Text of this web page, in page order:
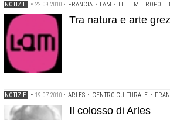
NOTIZIE • 22.09.2010 • FRANCIA • LAM • LILLE METROPOLE
Tra natura e arte
NOTIZIE • 19.07.2010 • ARLES • CENTRO CULTURALE •
Il colosso di Arles